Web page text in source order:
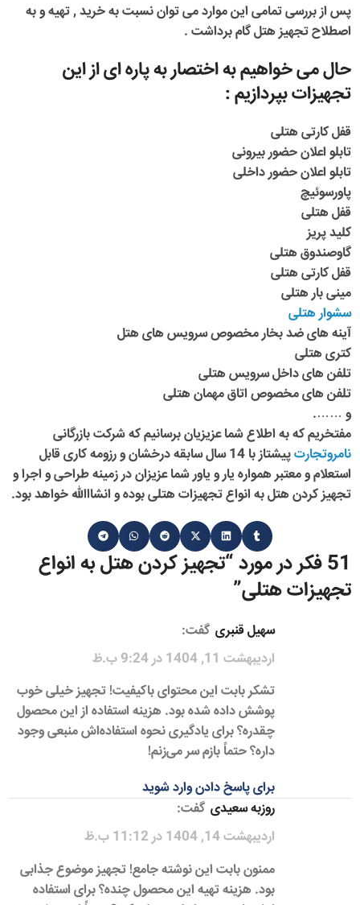
پس از بررسی تمامی این موارد می توان نسبت به خرید , تهیه و به
اصطلاح تجهیز هتل گام برداشت .
حال می خواهیم به اختصار به پاره ای از این
تجهیزات بپردازیم :
قفل کارتی هتلی
تابلو اعلان حضور بیرونی
تابلو اعلان حضور داخلی
پاورسوئیچ
قفل هتلی
کلید پریز
گاوصندوق هتلی
قفل کارتی هتلی
مینی بار هتلی
سشوار هتلی
آینه های ضد بخار مخصوص سرویس های هتل
کتری هتلی
تلفن های داخل سرویس هتلی
تلفن های مخصوص اتاق مهمان هتلی
و …….
مفتخریم که به اطلاع شما عزیزیان برسانیم که شرکت بازرگانی
نامروتجارت
پیشتاز با 14 سال سابقه درخشان و رزومه کاری قابل
استعلام و معتبر همواره یار و یاور شما عزیزان در زمینه طراحی و اجرا و
تجهیز کردن هتل به انواع تجهیزات هتلی بوده و انشااالله خواهد بود.
51 فکر در مورد “
تجهیز کردن هتل به انواع
تجهیزات هتلی”
سهیل قنبری گفت:
اردیبهشت 11, 1404 در 9:24 ب.ظ
تشکر بابت این محتوای باکیفیت! تجهیز خیلی خوب
پوشش داده شده بود. هزینه استفاده از این محصول
چقدره؟ برای یادگیری نحوه استفاده‌اش منبعی وجود
داره؟ حتماً بازم سر می‌زنم!
برای پاسخ دادن وارد شوید
روزبه سعیدی گفت:
اردیبهشت 14, 1404 در 11:12 ب.ظ
ممنون بابت این نوشته جامع! تجهیز موضوع جذابی
بود. هزینه تهیه این محصول چنده؟ برای استفاده